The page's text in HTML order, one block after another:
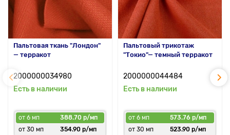
Пальтовая ткань "Лондон"
— терракот
2000000034980
Есть в наличии
от 6 мп
388.70 р/мп
от 30 мп
354.90 р/мп
Пальтовый трикотаж
"Токио"— темный терракот
2000000044484
Есть в наличии
от 6 мп
573.76 р/мп
от 30 мп
523.90 р/мп